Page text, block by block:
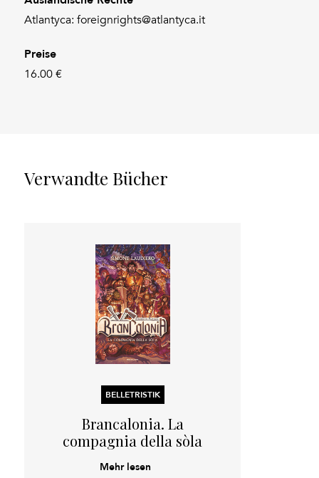
Atlantyca: foreignrights@atlantyca.it
Preise
16.00 €
Verwandte Bücher
BELLETRISTIK
Brancalonia. La
compagnia della sòla
Mehr lesen